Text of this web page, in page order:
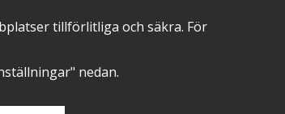
PÅ
tillförlitliga och säkra. För
nedan.